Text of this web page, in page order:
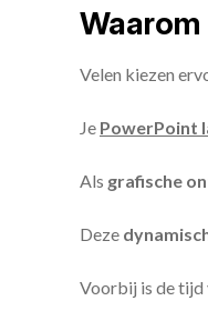
Velen kiezen
Je PowerPoint
Als grafische
Deze
Voorbij is de tijd